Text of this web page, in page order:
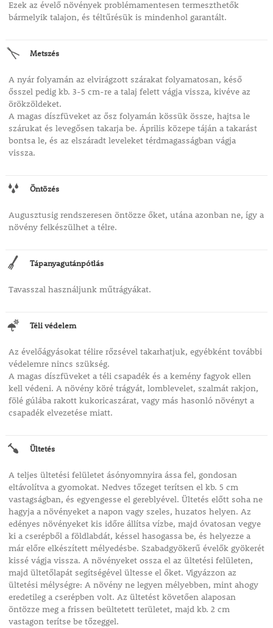
Ezek az évelő növények problémamentesen termeszthetők
bármelyik talajon, és téltűrésük is mindenhol garantált.
Metszés
A nyár folyamán az elvirágzott szárakat folyamatosan, késő
ősszel pedig kb. 3-5 cm-re a talaj felett vágja vissza, kivéve az
örökzöldeket.
A magas díszfüveket az ősz folyamán kössük össze, hajtsa le
szárukat és levegősen takarja be. Április közepe táján a takarást
bontsa le, és az elszáradt leveleket térdmagasságban vágja
vissza.
Öntözés
Augusztusig rendszeresen öntözze őket, utána azonban ne, így a
növény felkészülhet a télre.
Tápanyagutánpótlás
Tavasszal használjunk műtrágyákat.
Téli védelem
Az évelőágyásokat télire rőzsével takarhatjuk, egyébként további
védelemre nincs szükség.
A magas díszfüveket a téli csapadék és a kemény fagyok ellen
kell védeni. A növény köré trágyát, lomblevelet, szalmát rakjon,
fölé gúlába rakott kukoricaszárat, vagy más hasonló növényt a
csapadék elvezetése miatt.
Ültetés
A teljes ültetési felületet ásónyomnyira ássa fel, gondosan
eltávolítva a gyomokat. Nedves tőzeget terítsen el kb. 5 cm
vastagságban, és egyengesse el gereblyével. Ültetés előtt soha ne
hagyja a növényeket a napon vagy szeles, huzatos helyen. Az
edényes növényeket kis időre állítsa vízbe, majd óvatosan vegye
ki a cserépből a földlabdát, késsel hasogassa be, és helyezze a
már előre elkészített mélyedésbe. Szabadgyökerű évelők gyökerét
kissé vágja vissza. A növényeket ossza el az ültetési felületen,
majd ültetőlapát segítségével ültesse el őket. Vigyázzon az
ültetési mélységre: A növény ne legyen mélyebben, mint ahogy
eredetileg a cserépben volt. Az ültetést követően alaposan
öntözze meg a frissen beültetett területet, majd kb. 2 cm
vastagon terítse be tőzeggel.